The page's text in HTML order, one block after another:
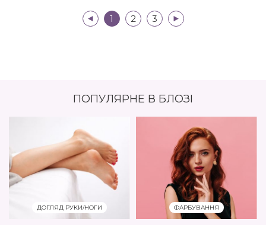
|< 1 2 3 >|
ПОПУЛЯРНЕ В БЛОЗІ
ДОГЛЯД РУКИ/НОГИ ФАРБУВАННЯ